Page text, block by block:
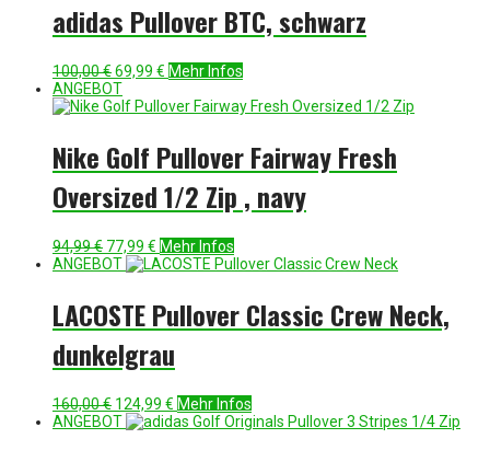
adidas Pullover BTC, schwarz
100,00€Ursprünglicher
Preis
war:
69,99 € Aktueller
ist:
Mehr Infos
ANGEBOT
Nike Golf Pullover Fairway Fresh
Oversized 1/2 Zip , navy
94,99€ Ursprünglicher
Preis
77,99 € Aktueller
Preis
Mehr Infos
ANGEBOT
LACOSTE Pullover Classic Crew Neck,
dunkelgrau
160,00€ Ursprünglicher
Preis
124,99 € Aktueller
Preis
Mehr Infos
ANGEBOT